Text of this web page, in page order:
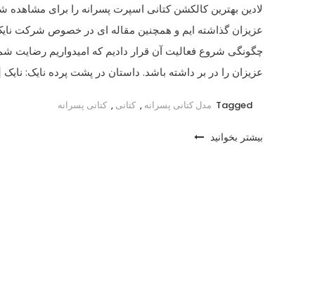
لادین بهترین کالکشن کتانی اسپرت پسرانه را برای مشاهده
عزیزان گذاشته ایم و همچنین مقاله ای در خصوص شرکت
چگونگی شروع فعالیت آن قرار دادیم که امیدواریم رضایت
عزیزان را در بر داشته باشد. داستان در پشت پرده نایک:
Tagged مدل کتانی پسرانه , کتانی , کتانی پسرانه
بیشتر بخوانید